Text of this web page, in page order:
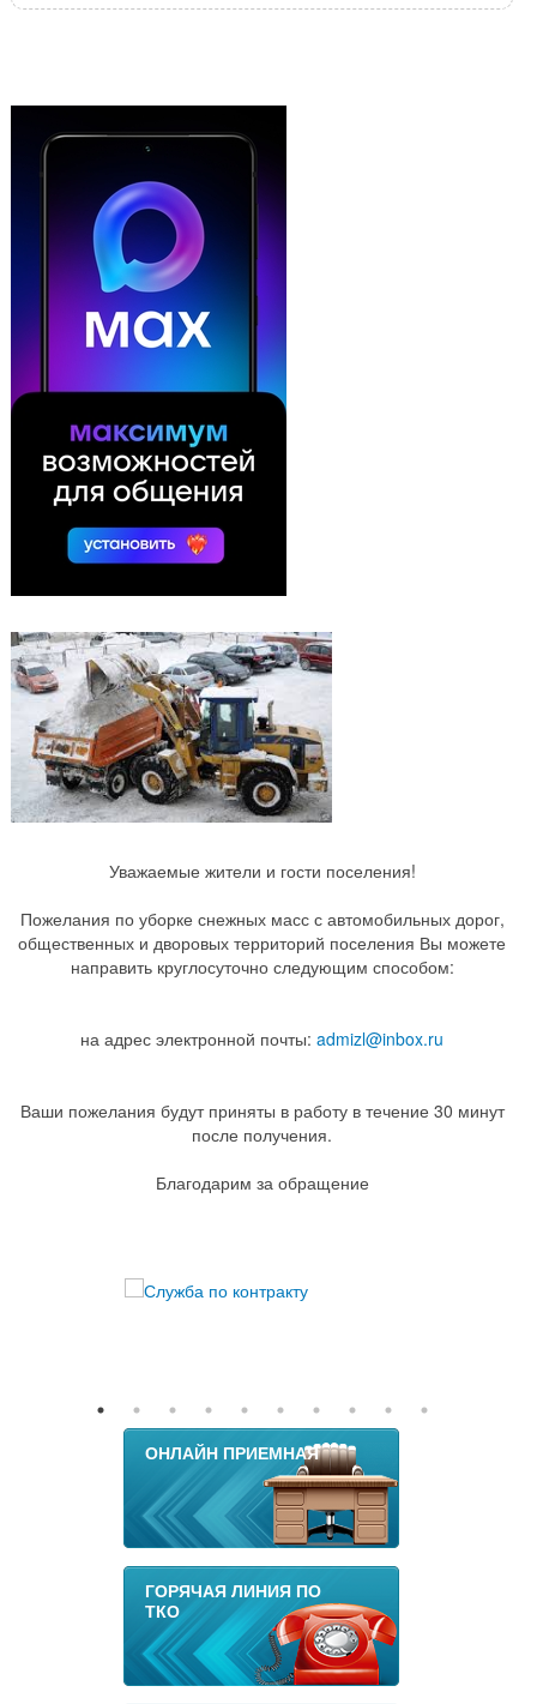
Уважаемые жители и гости поселения!
Пожелания по уборке снежных масс с автомобильных дорог,
общественных и дворовых территорий поселения Вы можете
направить круглосуточно следующим способом:
на адрес электронной почты: admizl@inbox.ru
Ваши пожелания будут приняты в работу в течение 30 минут
после получения.
Благодарим за обращение
ОНЛАЙН ПРИЕМНАЯ
ГОРЯЧАЯ ЛИНИЯ ПО
ТКО